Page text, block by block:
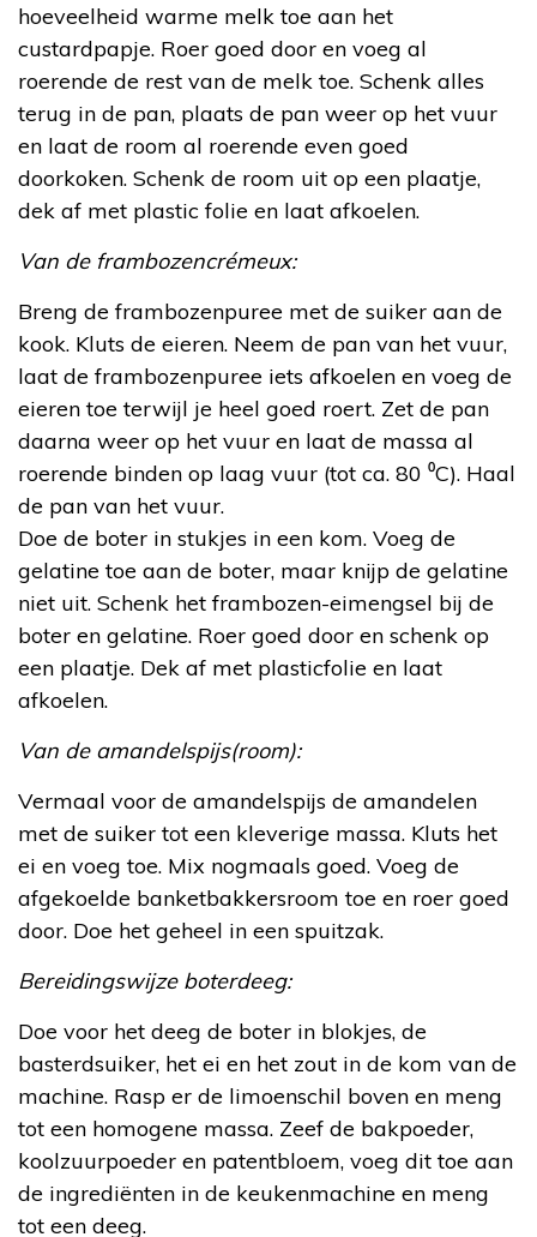
hoeveelheid warme melk toe aan het
custardpapje. Roer goed door en voeg al
roerende de rest van de melk toe. Schenk alles
terug in de pan, plaats de pan weer op het vuur
en laat de room al roerende even goed
doorkoken. Schenk de room uit op een plaatje,
dek af met plastic folie en laat afkoelen.
Van de frambozencrémeux:
Breng de frambozenpuree met de suiker aan de
kook. Kluts de eieren. Neem de pan van het vuur,
laat de frambozenpuree iets afkoelen en voeg de
eieren toe terwijl je heel goed roert. Zet de pan
daarna weer op het vuur en laat de massa al
roerende binden op laag vuur (tot ca. 80 ⁰C). Haal
de pan van het vuur.
Doe de boter in stukjes in een kom. Voeg de
gelatine toe aan de boter, maar knijp de gelatine
niet uit. Schenk het frambozen-eimengsel bij de
boter en gelatine. Roer goed door en schenk op
een plaatje. Dek af met plasticfolie en laat
afkoelen.
Van de amandelspijs(room):
Vermaal voor de amandelspijs de amandelen
met de suiker tot een kleverige massa. Kluts het
ei en voeg toe. Mix nogmaals goed. Voeg de
afgekoelde banketbakkersroom toe en roer goed
door. Doe het geheel in een spuitzak.
Bereidingswijze boterdeeg:
Doe voor het deeg de boter in blokjes, de
basterdsuiker, het ei en het zout in de kom van de
machine. Rasp er de limoenschil boven en meng
tot een homogene massa. Zeef de bakpoeder,
koolzuurpoeder en patentbloem, voeg dit toe aan
de ingrediënten in de keukenmachine en meng
tot een deeg.